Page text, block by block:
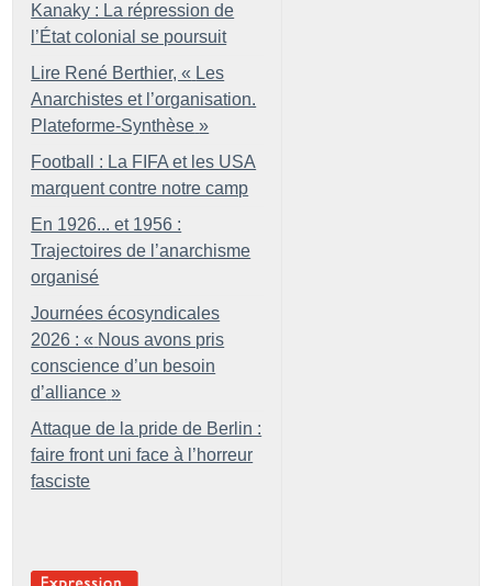
Kanaky : La répression de
l’État colonial se poursuit
Lire René Berthier, « Les
Anarchistes et l’organisation.
Plateforme-Synthèse »
Football : La FIFA et les USA
marquent contre notre camp
En 1926... et 1956 :
Trajectoires de l’anarchisme
organisé
Journées écosyndicales
2026 : « Nous avons pris
conscience d’un besoin
d’alliance »
Attaque de la pride de Berlin :
faire front uni face à l’horreur
fasciste